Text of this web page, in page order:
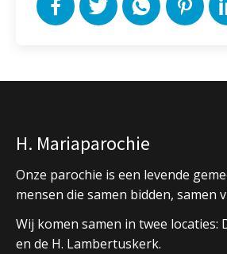
H. Mariaparochie
Onze parochie is een levende
mensen die samen bidden, samen
Wij komen samen in twee locaties:
en de H. Lambertuskerk.